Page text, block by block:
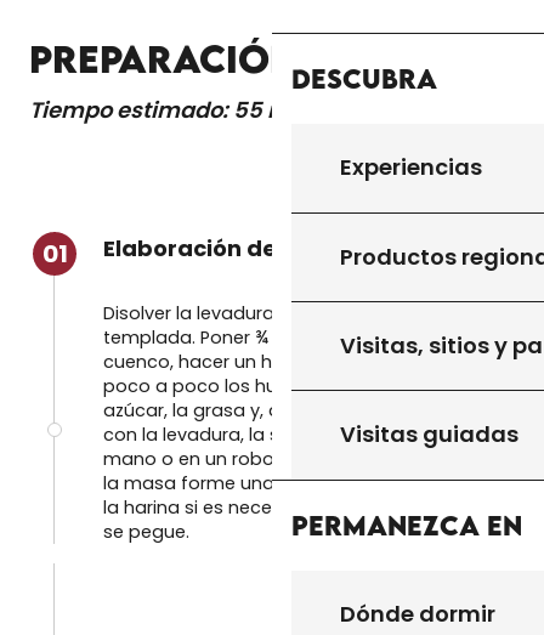
Descubra
Experiencias
Productos
Visitas, sitios y
Visitas guiadas
Permanezca en
Dónde dormir
PREPARACIÓN
Tiempo estimado: 55 minutos
01 Elaboración de la masa Mique
Disolver la levadura en el vaso de agua
templada. Poner ¾ de la harina en un
cuenco, hacer un hueco en él y añadir
poco a poco los huevos, la mantequilla, el
azúcar, la grasa y, a continuación, el agua
con la levadura, la sal y la leche. Amasar a
mano o en un robot de cocina hasta que
la masa forme una bola. Añadir el resto de
la harina si es necesario hasta que ya no
se pegue.